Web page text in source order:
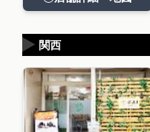
関西
▶